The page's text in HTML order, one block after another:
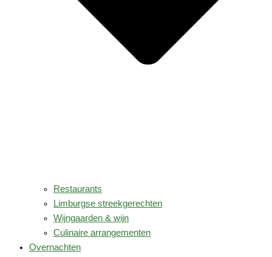
Restaurants
Limburgse streekgerechten
Wijngaarden & wijn
Culinaire arrangementen
Overnachten